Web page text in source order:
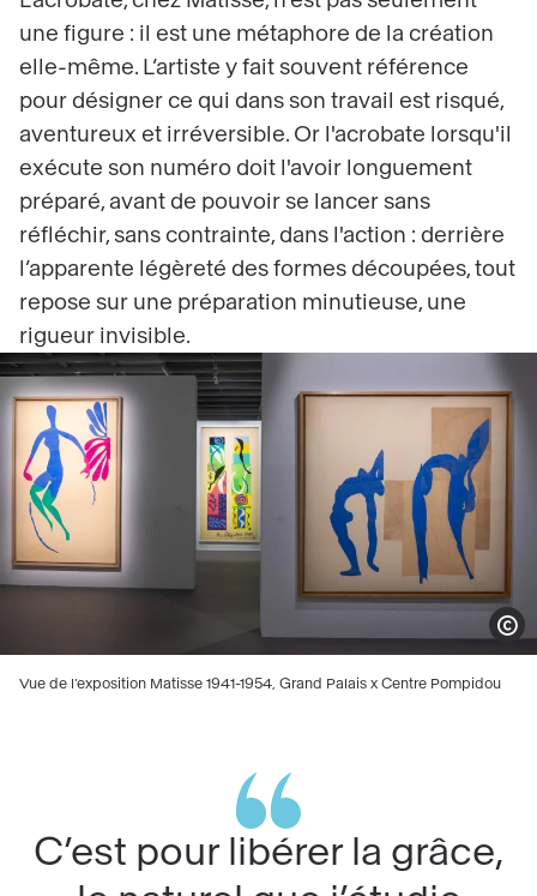
Vue de l'exposition Matisse 1941-1954, Grand Palais x Centre Pompidou
une figure : il est une métaphore de la création
elle-même. L’artiste y fait souvent référence
pour désigner ce qui dans son travail est risqué,
aventureux et irréversible. Or l'acrobate lorsqu'il
exécute son numéro doit l'avoir longuement
préparé, avant de pouvoir se lancer sans
réfléchir, sans contrainte, dans l'action : derrière
l’apparente légèreté des formes découpées, tout
repose sur une préparation minutieuse, une
rigueur invisible.
C’est pour libérer la grâce,